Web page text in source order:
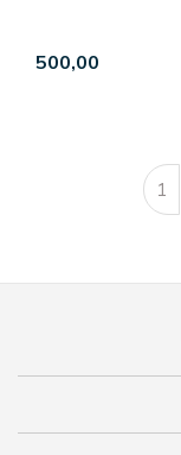
500,00
1